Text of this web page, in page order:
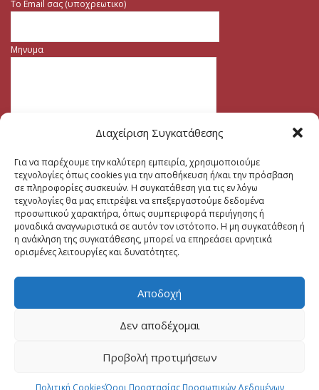
Διαχείριση Συγκατάθεσης
Για να παρέχουμε την καλύτερη εμπειρία, χρησιμοποιούμε
τεχνολογίες όπως cookies για την αποθήκευση ή/και την πρόσβαση
σε πληροφορίες συσκευών. Η συγκατάθεση για τις εν λόγω
τεχνολογίες θα μας επιτρέψει να επεξεργαστούμε δεδομένα
προσωπικού χαρακτήρα, όπως συμπεριφορά περιήγησης ή
μοναδικά αναγνωριστικά σε αυτόν τον ιστότοπο. Η μη συγκατάθεση ή
η ανάκληση της συγκατάθεσης, μπορεί να επηρεάσει αρνητικά
ορισμένες λειτουργίες και δυνατότητες.
Αποδοχή
Δεν αποδέχομαι
Προβολή προτιμήσεων
Πολιτική CookiesΌροι Προστασίας Προσωπικών Δεδομένων
Το Email σας (υποχρεωτικο)
Μηνυμα